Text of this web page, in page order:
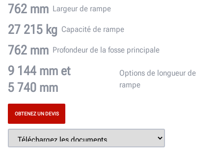
762 mm Largeur de rampe
27 215 kg Capacité de rampe
762 mm Profondeur de la fosse principale
9 144 mm et
5 740 mm
Options de longueur de
rampe
OBTENEZ UN DEVIS